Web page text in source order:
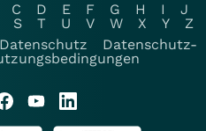
C D E F G H I
J
S T U V W X Y
Z
Datenschutz
Datenschutz-